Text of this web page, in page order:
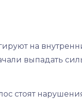
на
выпадать
стоят